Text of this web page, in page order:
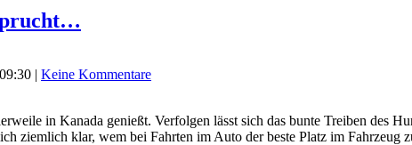
| Keine Kommentare
in Kanada genießt. Verfolgen lässt sich das bunte Treiben des
ziemlich klar, wem bei Fahrten im Auto der beste Platz im Fahrzeug